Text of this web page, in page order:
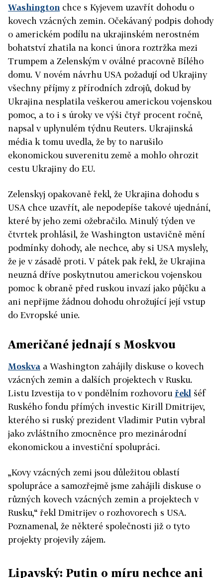
Washington chce s Kyjevem uzavřít dohodu o
kovech vzácných zemin. Očekávaný podpis dohody
o americkém podílu na ukrajinském nerostném
bohatství zhatila na konci února roztržka mezi
Trumpem a Zelenským v oválné pracovně Bílého
domu. V novém návrhu USA požadují od Ukrajiny
všechny příjmy z přírodních zdrojů, dokud by
Ukrajina nesplatila veškerou americkou vojenskou
pomoc, a to i s úroky ve výši čtyř procent ročně,
napsal v uplynulém týdnu Reuters. Ukrajinská
média k tomu uvedla, že by to narušilo
ekonomickou suverenitu země a mohlo ohrozit
cestu Ukrajiny do EU.
Zelenskyj opakovaně řekl, že Ukrajina dohodu s
USA chce uzavřít, ale nepodepíše takové ujednání,
které by jeho zemi ožebračilo. Minulý týden ve
čtvrtek prohlásil, že Washington ustavičně mění
podmínky dohody, ale nechce, aby si USA myslely,
že je v zásadě proti. V pátek pak řekl, že Ukrajina
neuzná dříve poskytnutou americkou vojenskou
pomoc k obraně před ruskou invazí jako půjčku a
ani nepřijme žádnou dohodu ohrožující její vstup
do Evropské unie.
Američané jednají s Moskvou
Moskva a Washington zahájily diskuse o kovech
vzácných zemin a dalších projektech v Rusku.
Listu Izvestija to v pondělním rozhovoru řekl šéf
Ruského fondu přímých investic Kirill Dmitrijev,
kterého si ruský prezident Vladimir Putin vybral
jako zvláštního zmocněnce pro mezinárodní
ekonomickou a investiční spolupráci.
„Kovy vzácných zemi jsou důležitou oblastí
spolupráce a samozřejmě jsme zahájili diskuse o
různých kovech vzácných zemin a projektech v
Rusku,“ řekl Dmitrijev o rozhovorech s USA.
Poznamenal, že některé společnosti již o tyto
projekty projevily zájem.
Lipavský: Putin o míru nechce ani